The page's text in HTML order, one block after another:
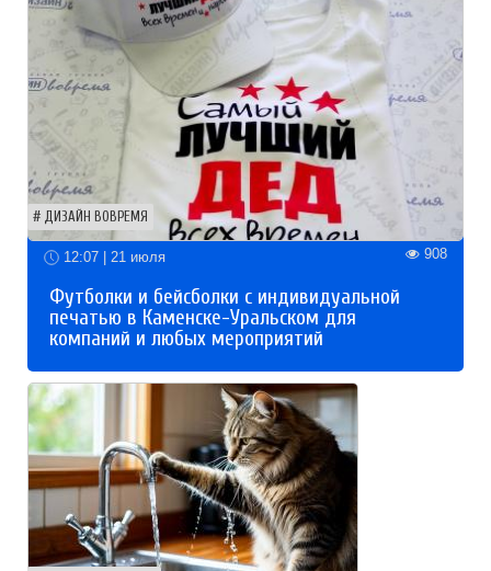
ДИЗАЙН ВОВРЕМЯ
12:07 | 21 июля 908
Футболки и бейсболки с индивидуальной
печатью в Каменске-Уральском для
компаний и любых мероприятий